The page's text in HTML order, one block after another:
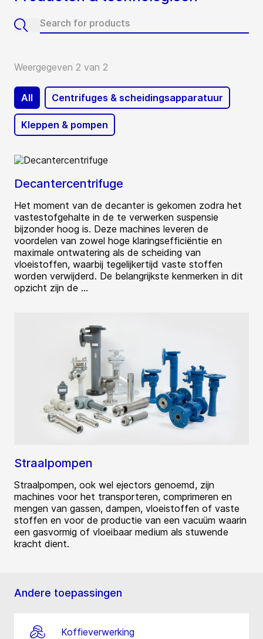
Weergegeven 2 van 2
All Centrifuges & scheidingsapparatuur
Kleppen & pompen
Decantercentrifuge
Het moment van de decanter is gekomen zodra het
vastestofgehalte in de te verwerken suspensie
bijzonder hoog is. Deze machines leveren de
voordelen van zowel hoge klaringsefficiëntie en
maximale ontwatering als de scheiding van
vloeistoffen, waarbij tegelijkertijd vaste stoffen
worden verwijderd. De belangrijkste kenmerken in dit
opzicht zijn de ...
Straalpompen
Straalpompen, ook wel ejectors genoemd, zijn
machines voor het transporteren, comprimeren en
mengen van gassen, dampen, vloeistoffen of vaste
stoffen en voor de productie van een vacuüm waarin
een gasvormig of vloeibaar medium als stuwende
kracht dient.
Andere toepassingen
Koffieverwerking